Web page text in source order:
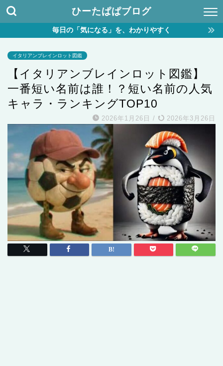
ひーたぱぱブログ
毎日の「気になる」を、わかりやすく
イタリアンブレインロット図鑑
【イタリアンブレインロット図鑑】
一番短い名前は誰！？短い名前の人気
キャラ・ランキングTOP10
2026年1月26日 / 2026年3月26日